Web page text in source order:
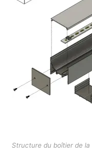
Barre
Systèmes
Structure du boîtier de la